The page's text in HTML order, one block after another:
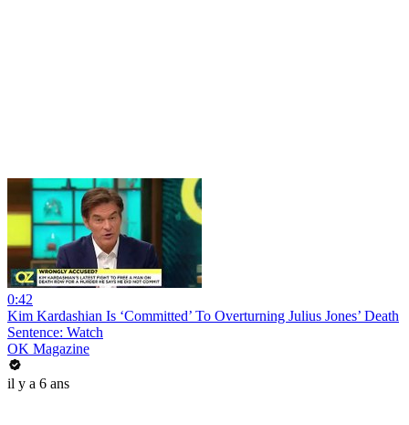
0:42
Kim Kardashian Is ‘Committed’ To Overturning Julius Jones’ Death
Sentence: Watch
OK Magazine
il y a 6 ans